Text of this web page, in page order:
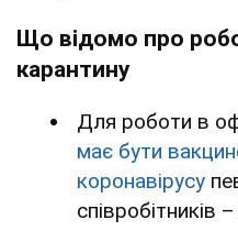
Що відомо про
карантину
Для роботи в
має бути
коронавірусу
співробітників –